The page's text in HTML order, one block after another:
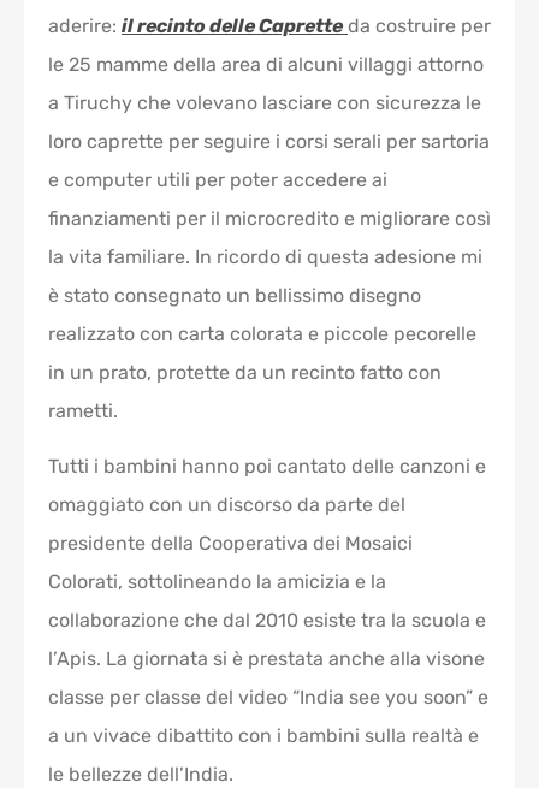
aderire: il recinto delle Caprette da costruire per
le 25 mamme della area di alcuni villaggi attorno
a Tiruchy che volevano lasciare con sicurezza le
loro caprette per seguire i corsi serali per sartoria
e computer utili per poter accedere ai
finanziamenti per il microcredito e migliorare così
la vita familiare. In ricordo di questa adesione mi
è stato consegnato un bellissimo disegno
realizzato con carta colorata e piccole pecorelle
in un prato, protette da un recinto fatto con
rametti.
Tutti i bambini hanno poi cantato delle canzoni e
omaggiato con un discorso da parte del
presidente della Cooperativa dei Mosaici
Colorati, sottolineando la amicizia e la
collaborazione che dal 2010 esiste tra la scuola e
l’Apis. La giornata si è prestata anche alla visone
classe per classe del video “India see you soon” e
a un vivace dibattito con i bambini sulla realtà e
le bellezze dell’India.